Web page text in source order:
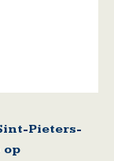
Pieters-
op